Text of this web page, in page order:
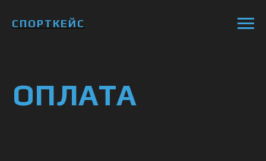
СПОРТКЕЙС